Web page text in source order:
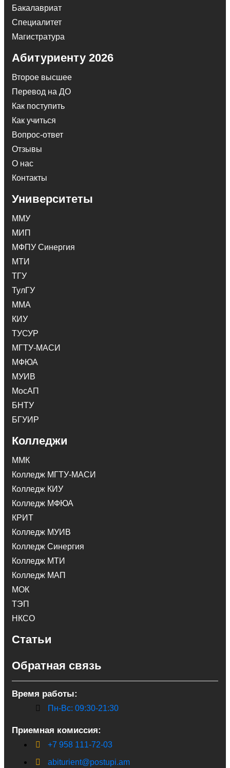
Бакалавриат
Специалитет
Магистратура
Абитуриенту 2026
Второе высшее
Перевод на ДО
Как поступить
Как учиться
Вопрос-ответ
Отзывы
О нас
Контакты
Университеты
ММУ
МИП
МФПУ Синергия
МТИ
ТГУ
ТулГУ
ММА
КИУ
ТУСУР
МГТУ-МАСИ
МФЮА
МУИВ
МосАП
БНТУ
БГУИР
Колледжи
ММК
Колледж МГТУ-МАСИ
Колледж КИУ
Колледж МФЮА
КРИТ
Колледж МУИВ
Колледж Синергия
Колледж МТИ
Колледж МАП
МОК
ТЭП
НКСО
Статьи
Обратная связь
Время работы:
Пн-Вс: 09:30-21:30
Приемная комиссия:
+7 958 111-72-03
abiturient@postupi.am